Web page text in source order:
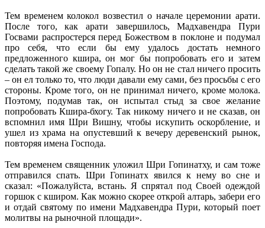
Тем временем колокол возвестил о начале церемонии арати.
После того, как арати завершилось, Мадхавендра Пури
Госвами распростерся перед Божеством в поклоне и подумал
про себя, что если бы ему удалось достать немного
предложенного кшира, он мог бы попробовать его и затем
сделать такой же своему Гопалу. Но он не стал ничего просить
– он ел только то, что люди давали ему сами, без просьбы с его
стороны. Кроме того, он не принимал ничего, кроме молока.
Поэтому, подумав так, он испытал стыд за свое желание
попробовать Кшира-бхогу. Так никому ничего и не сказав, он
вспомнил имя Шри Вишну, чтобы искупить оскорбление, и
ушел из храма на опустевший к вечеру деревенский рынок,
повторяя имена Господа.
Тем временем священник уложил Шри Гопинатху, и сам тоже
отправился спать. Шри Гопинатх явился к нему во сне и
сказал: «Пожалуйста, встань. Я спрятал под Своей одеждой
горшок с кширом. Как можно скорее открой алтарь, забери его
и отдай святому по имени Мадхавендра Пури, который поет
молитвы на рыночной площади».